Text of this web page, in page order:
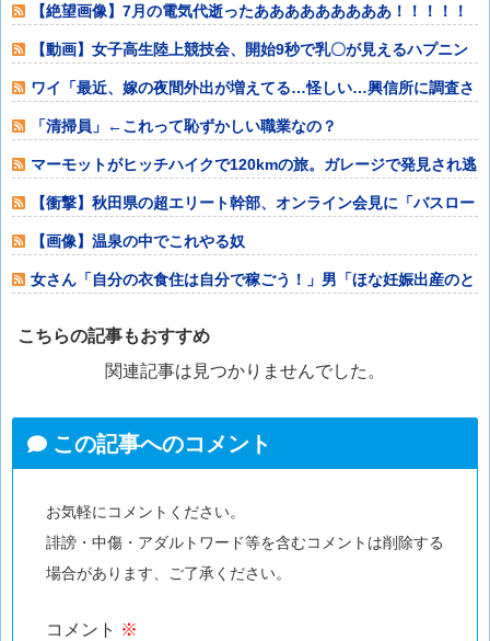
【絶望画像】7月の電気代逝ったあああああああああ！！！！！
【動画】女子高生陸上競技会、開始9秒で乳〇が見えるハプニン
グ⇒！！！！
ワイ「最近、嫁の夜間外出が増えてる…怪しい…興信所に調査さ
せたろ！」興信
「清掃員」←これって恥ずかしい職業なの？
マーモットがヒッチハイクで120kmの旅。ガレージで発見され逃
亡を試みる
【衝撃】秋田県の超エリート幹部、オンライン会見に「バスロー
ブ姿＋タバコ」
【画像】温泉の中でこれやる奴
女さん「自分の衣食住は自分で稼ごう！」男「ほな妊娠出産のと
こちらの記事もおすすめ
関連記事は見つかりませんでした。
この記事へのコメント
お気軽にコメントください。
誹謗・中傷・アダルトワード等を含むコメントは削除する
場合があります、ご了承ください。
コメント ※